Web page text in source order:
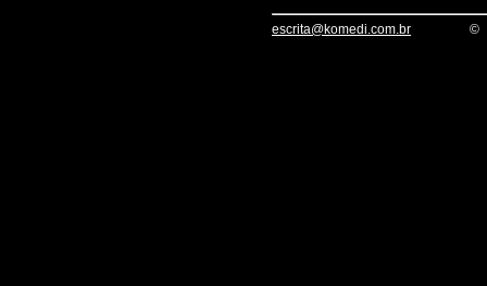
escrita@komedi.com.br ©